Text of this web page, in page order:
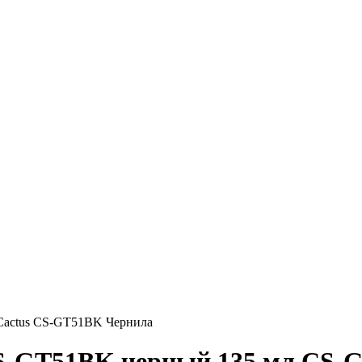
CS-GT51BK Чернила